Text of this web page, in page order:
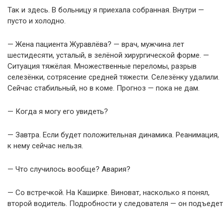
Так и здесь. В больницу я приехала собранная. Внутри —
пусто и холодно.
— Жена пациента Журавлёва? — врач, мужчина лет
шестидесяти, усталый, в зелёной хирургической форме. —
Ситуация тяжёлая. Множественные переломы, разрыв
селезёнки, сотрясение средней тяжести. Селезёнку удалили.
Сейчас стабильный, но в коме. Прогноз — пока не дам.
— Когда я могу его увидеть?
— Завтра. Если будет положительная динамика. Реанимация,
к нему сейчас нельзя.
— Что случилось вообще? Авария?
— Со встречкой. На Каширке. Виноват, насколько я понял,
второй водитель. Подробности у следователя — он подъедет